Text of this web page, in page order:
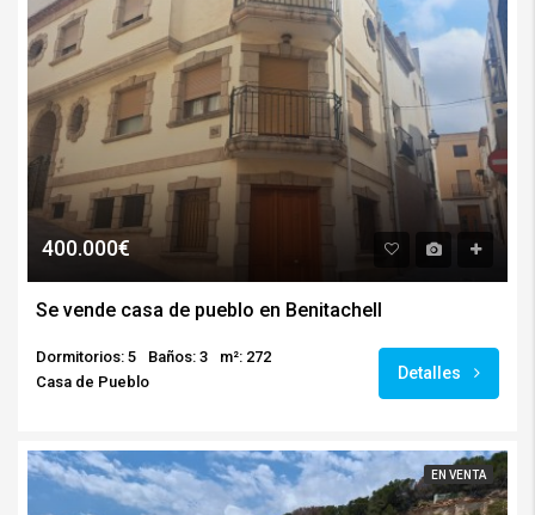
400.000€
Se vende casa de pueblo en Benitachell
Dormitorios: 5 Baños: 3
m²: 272
Casa de Pueblo
Detalles
EN VENTA